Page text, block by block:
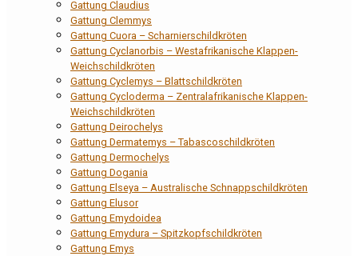
Gattung Claudius
Gattung Clemmys
Gattung Cuora – Scharnierschildkröten
Gattung Cyclanorbis – Westafrikanische Klappen-
Weichschildkröten
Gattung Cyclemys – Blattschildkröten
Gattung Cycloderma – Zentralafrikanische Klappen-
Weichschildkröten
Gattung Deirochelys
Gattung Dermatemys – Tabascoschildkröten
Gattung Dermochelys
Gattung Dogania
Gattung Elseya – Australische Schnappschildkröten
Gattung Elusor
Gattung Emydoidea
Gattung Emydura – Spitzkopfschildkröten
Gattung Emys